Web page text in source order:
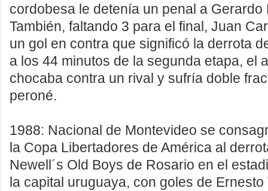
cordobesa le detenía un penal a Gerardo
También, faltando 3 para el final, Juan
un gol en contra que significó la derrota
a los 44 minutos de la segunda etapa, el
chocaba contra un rival y sufría doble
peroné.
1988: Nacional de Montevideo se
la Copa Libertadores de América al
Newell´s Old Boys de Rosario en el
la capital uruguaya, con goles de Ernesto